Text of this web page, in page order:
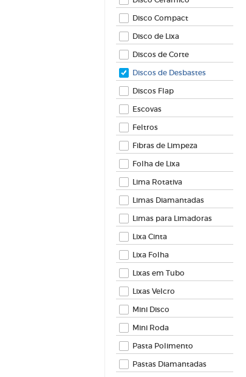
Disco Compact
Disco de Lixa
Discos de Corte
Discos de Desbastes
Discos Flap
Escovas
Feltros
Fibras de Limpeza
Folha de Lixa
Lima Rotativa
Limas Diamantadas
Limas para Limadoras
Lixa Cinta
Lixa Folha
Lixas em Tubo
Lixas Velcro
Mini Disco
Mini Roda
Pasta Polimento
Pastas Diamantadas